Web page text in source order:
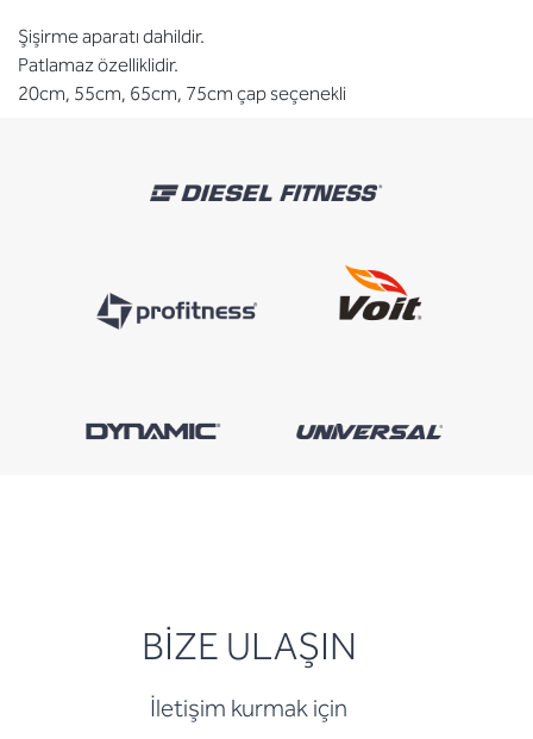
Şişirme aparatı dahildir.
Patlamaz özelliklidir.
20cm, 55cm, 65cm, 75cm çap seçenekli
BİZE ULAŞIN
İletişim kurmak için